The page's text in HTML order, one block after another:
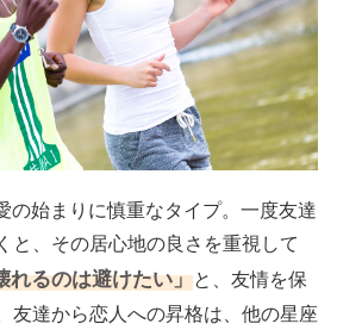
の始まりに慎重なタイプ。一度友達
と、その居心地の良さを重視して
れるのは避けたい」と、友情を保
友達から恋人への昇格は、他の星座